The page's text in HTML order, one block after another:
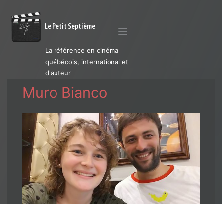
Le Petit Septième
La référence en cinéma
québécois, international et
d'auteur
Muro Bianco